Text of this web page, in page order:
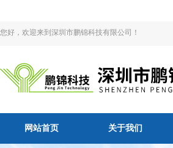
您好，欢迎来到深圳市鹏锦科技有限公司！
网站首页 关于我们